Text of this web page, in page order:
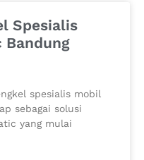
Spesialis
Bandung
spesialis mobil
sebagai solusi
yang mulai